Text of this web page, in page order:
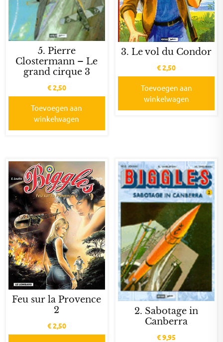
5. Pierre
Clostermann – Le
grand cirque 3
€2,50
Toevoegen aan
winkelwagen
3. Le vol du Condor
€2,50
Toevoegen aan
winkelwagen
Feu sur la Provence
2
€2,50
2. Sabotage in
Canberra
€9,95